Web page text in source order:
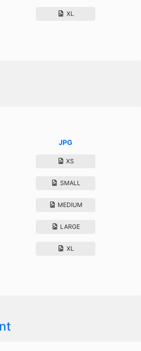
XL
JPG
XS
SMALL
MEDIUM
LARGE
XL